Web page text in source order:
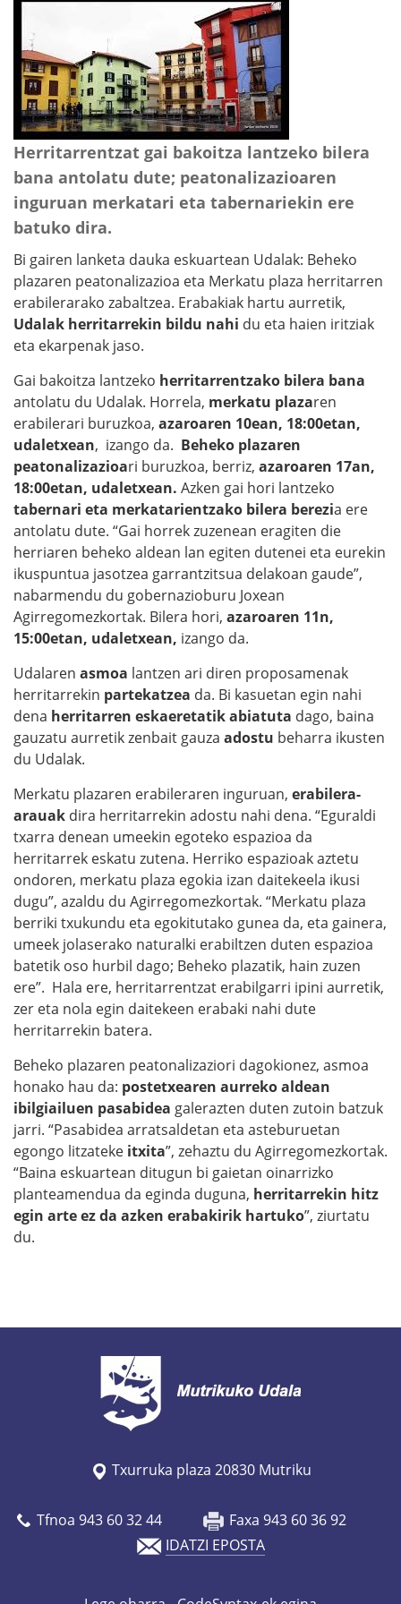
Herritarrentzat gai bakoitza lantzeko bilera
bana antolatu dute; peatonalizazioaren
inguruan merkatari eta tabernariekin ere
batuko dira.
Bi gairen lanketa dauka eskuartean Udalak: Beheko
plazaren peatonalizazioa eta Merkatu plaza herritarren
erabilerarako zabaltzea. Erabakiak hartu aurretik,
Udalak herritarrekin bildu nahi du eta haien iritziak
eta ekarpenak jaso.
Gai bakoitza lantzeko herritarrentzako bilera bana
antolatu du Udalak. Horrela, merkatu plazaren
erabilerari buruzkoa, azaroaren 10ean, 18:00etan,
udaletxean, izango da. Beheko plazaren
peatonalizazioari buruzkoa, berriz, azaroaren 17an,
18:00etan, udaletxean. Azken gai hori lantzeko
tabernari eta merkatarientzako bilera berezia ere
antolatu dute. “Gai horrek zuzenean eragiten die
herriaren beheko aldean lan egiten dutenei eta eurekin
ikuspuntua jasotzea garrantzitsua delakoan gaude”,
nabarmendu du gobernazioburu Joxean
Agirregomezkortak. Bilera hori, azaroaren 11n,
15:00etan, udaletxean, izango da.
Udalaren asmoa lantzen ari diren proposamenak
herritarrekin partekatzea da. Bi kasuetan egin nahi
dena herritarren eskaeretatik abiatuta dago, baina
gauzatu aurretik zenbait gauza adostu beharra ikusten
du Udalak.
Merkatu plazaren erabileraren inguruan, erabilera-
arauak dira herritarrekin adostu nahi dena. “Eguraldi
txarra denean umeekin egoteko espazioa da
herritarrek eskatu zutena. Herriko espazioak aztetu
ondoren, merkatu plaza egokia izan daitekeela ikusi
dugu”, azaldu du Agirregomezkortak. “Merkatu plaza
berriki txukundu eta egokitutako gunea da, eta gainera,
umeek jolaserako naturalki erabiltzen duten espazioa
batetik oso hurbil dago; Beheko plazatik, hain zuzen
ere”. Hala ere, herritarrentzat erabilgarri ipini aurretik,
zer eta nola egin daitekeen erabaki nahi dute
herritarrekin batera.
Beheko plazaren peatonalizaziori dagokionez, asmoa
honako hau da: postetxearen aurreko aldean
ibilgiailuen pasabidea galerazten duten zutoin batzuk
jarri. “Pasabidea arratsaldetan eta asteburuetan
egongo litzateke itxita”, zehaztu du Agirregomezkortak.
“Baina eskuartean ditugun bi gaietan oinarrizko
planteamendua da eginda duguna, herritarrekin hitz
egin arte ez da azken erabakirik hartuko”, ziurtatu
du.
Txurruka plaza 20830 Mutriku
Tfnoa 943 60 32 44
Faxa 943 60 36 92
IDATZI EPOSTA